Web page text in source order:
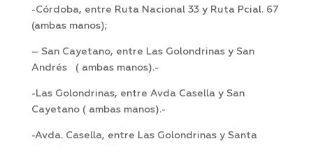
-Córdoba, entre Ruta Nacional 33 y Ruta Pcial. 67
(ambas manos);
– San Cayetano, entre Las Golondrinas y San
Andrés ( ambas manos).-
-Las Golondrinas, entre Avda Casella y San
Cayetano ( ambas manos).-
-Avda. Casella, entre Las Golondrinas y Santa